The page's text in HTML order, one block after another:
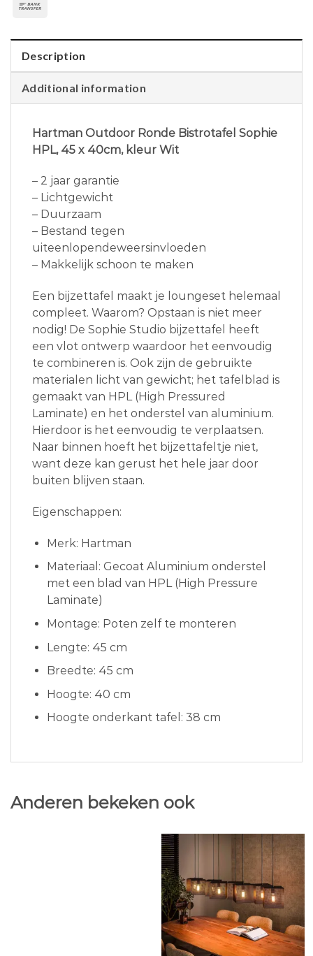
Description
Additional information
Hartman Outdoor Ronde Bistrotafel Sophie
HPL, 45 x 40cm, kleur Wit
– 2 jaar garantie
– Lichtgewicht
– Duurzaam
– Bestand tegen
uiteenlopendeweersinvloeden
– Makkelijk schoon te maken
Een bijzettafel maakt je loungeset helemaal
compleet. Waarom? Opstaan is niet meer
nodig! De Sophie Studio bijzettafel heeft
een vlot ontwerp waardoor het eenvoudig
te combineren is. Ook zijn de gebruikte
materialen licht van gewicht; het tafelblad is
gemaakt van HPL (High Pressured
Laminate) en het onderstel van aluminium.
Hierdoor is het eenvoudig te verplaatsen.
Naar binnen hoeft het bijzettafeltje niet,
want deze kan gerust het hele jaar door
buiten blijven staan.
Eigenschappen:
Merk: Hartman
Materiaal: Gecoat Aluminium onderstel
met een blad van HPL (High Pressure
Laminate)
Montage: Poten zelf te monteren
Lengte: 45 cm
Breedte: 45 cm
Hoogte: 40 cm
Hoogte onderkant tafel: 38 cm
Anderen bekeken ook